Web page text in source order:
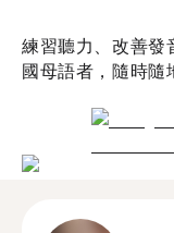
練習聽力、改善發
國母語者，隨時隨